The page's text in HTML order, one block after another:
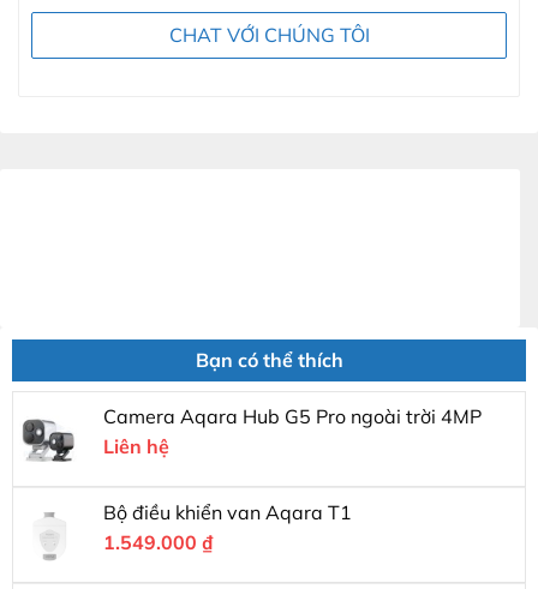
CHAT VỚI CHÚNG TÔI
Bạn có thể thích
Camera Aqara Hub G5 Pro ngoài trời 4MP
Liên hệ
Bộ điều khiển van Aqara T1
1.549.000 ₫